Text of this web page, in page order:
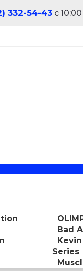
332-54-43 с
Bad
Series